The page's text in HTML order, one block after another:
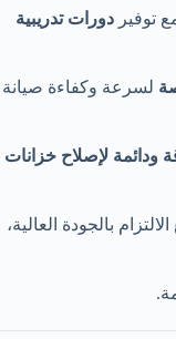
توفير دورات تدريبية
لسرعة وكفاءة صيانة
ودائمة لإصلاح خزانات
بالجودة العالية،